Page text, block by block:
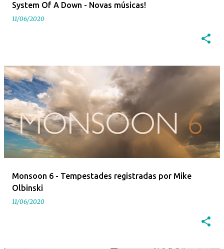
System Of A Down - Novas músicas!
11/06/2020
Monsoon 6 - Tempestades registradas por Mike
Olbinski
11/06/2020